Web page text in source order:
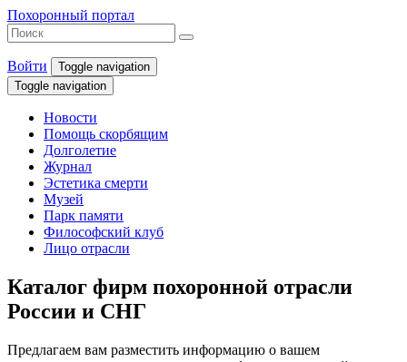
Похоронный портал
Войти
Toggle navigation
Toggle navigation
Новости
Помощь скорбящим
Долголетие
Журнал
Эстетика смерти
Музей
Парк памяти
Философский клуб
Лицо отрасли
Каталог фирм похоронной отрасли
России и СНГ
Предлагаем вам разместить информацию о вашем